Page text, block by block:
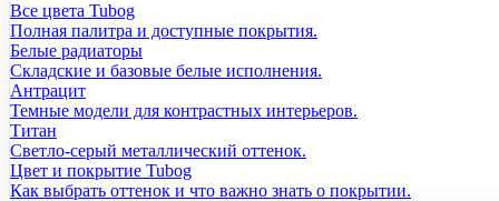
Все цвета Tubog
Полная палитра и доступные покрытия.
Белые радиаторы
Складские и базовые белые исполнения.
Антрацит
Темные модели для контрастных интерьеров.
Титан
Светло-серый металлический оттенок.
Цвет и покрытие Tubog
Как выбрать оттенок и что важно знать о покрытии.